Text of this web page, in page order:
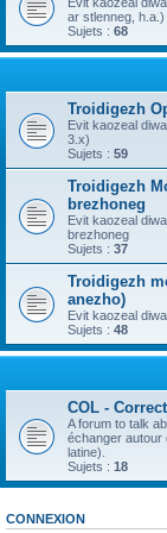
ar stlenneg, h.a.)
Sujets : 68
Troidigezh
Evit kaozeal
3.x)
Sujets : 59
Troidigezh
brezhoneg
Evit kaozeal
brezhoneg
Sujets : 37
Troidigezh
anezho)
Evit kaozeal
Sujets : 48
COL -
A forum to talk
échanger autour
latine).
Sujets : 18
CONNEXION